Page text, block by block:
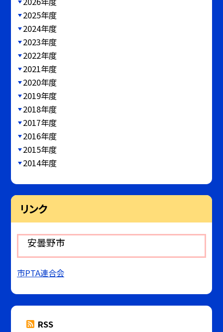
2025年度
2024年度
2023年度
2022年度
2021年度
2020年度
2019年度
2018年度
2017年度
2016年度
2015年度
2014年度
リンク
安曇野市
市PTA連合会
RSS